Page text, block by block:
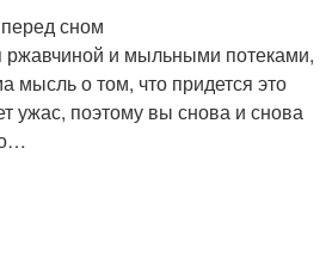
сном
ржавчиной и мыльными потеками,
мысль о том, что придется это
ужас, поэтому вы снова и снова